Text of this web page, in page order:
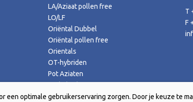
LA/Aziaat pollen free
LO/LF
Oriëntal Dubbel
Oriëntal pollen free
Orientals
OT-hybriden
Pot Aziaten
T
F
een optimale gebruikerservaring zorgen. Door je keuze te